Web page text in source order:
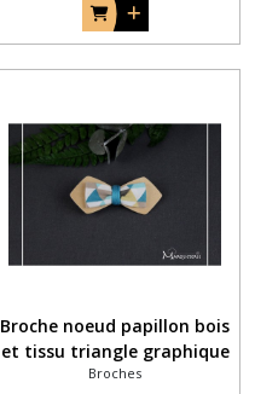
Broche noeud papillon bois
et tissu triangle graphique
trimix
Broches